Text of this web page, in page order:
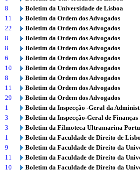
8
Boletim da Universidade de Lisboa
11
Boletim da Ordem dos Advogados
22
Boletim da Ordem dos Advogados
8
Boletim da Ordem dos Advogados
8
Boletim da Ordem dos Advogados
6
Boletim da Ordem dos Advogados
10
Boletim da Ordem dos Advogados
8
Boletim da Ordem dos Advogados
11
Boletim da Ordem dos Advogados
29
Boletim da Ordem dos Advogados
1
Boletim da Inspecção -Geral da
3
Boletim da Inspecção-Geral de Finanças
3
Boletim da Filmoteca Ultramarina
1
Boletim da Faculdade de Direito de
9
Boletim da Faculdade de Direito da
11
Boletim da Faculdade de Direito da
10
Boletim da Faculdade de Direito da